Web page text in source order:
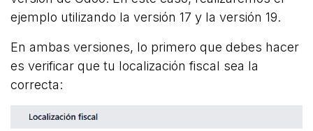
ejemplo utilizando la versión 17 y la versión 19.
En ambas versiones, lo primero que debes hacer
es verificar que tu localización fiscal sea la
correcta: